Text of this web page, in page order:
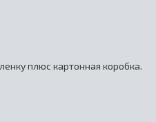
плюс картонная коробка.